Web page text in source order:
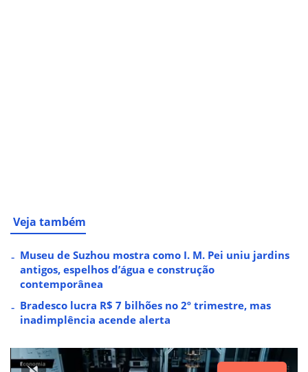
Veja também
Museu de Suzhou mostra como I. M. Pei uniu jardins
antigos, espelhos d’água e construção
contemporânea
Bradesco lucra R$ 7 bilhões no 2º trimestre, mas
inadimplência acende alerta